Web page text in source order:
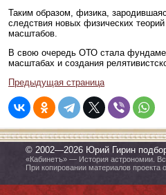
Таким образом, физика,
следствия новых физических
масштабов.
В свою очередь ОТО стала
масштабах и создания
Предыдущая страница
© 2002—2026 Юрий Гирин
«Кабинетъ» — История астрономии.
При копировании материалов проекта